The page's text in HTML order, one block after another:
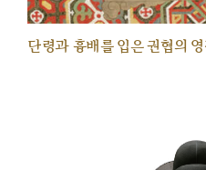
단령과 흉배를 입은 권협의 영